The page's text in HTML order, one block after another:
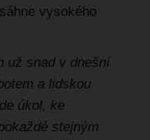
vysokého
už snad v dnešní
a lidskou
úkol, ke
stejným